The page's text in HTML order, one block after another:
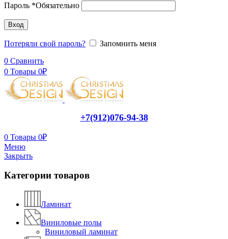
Пароль *Обязательно
Вход
Потеряли свой пароль?
Запомнить меня
0 Сравнить
0 Товары 0₽
+7(912)076-94-38
0 Товары 0₽
Меню
Закрыть
Категории товаров
Ламинат
Виниловые полы
Виниловый ламинат